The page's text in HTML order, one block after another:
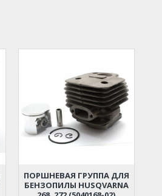
ПОРШНЕВАЯ ГРУППА ДЛЯ
БЕНЗОПИЛЫ HUSQVARNA